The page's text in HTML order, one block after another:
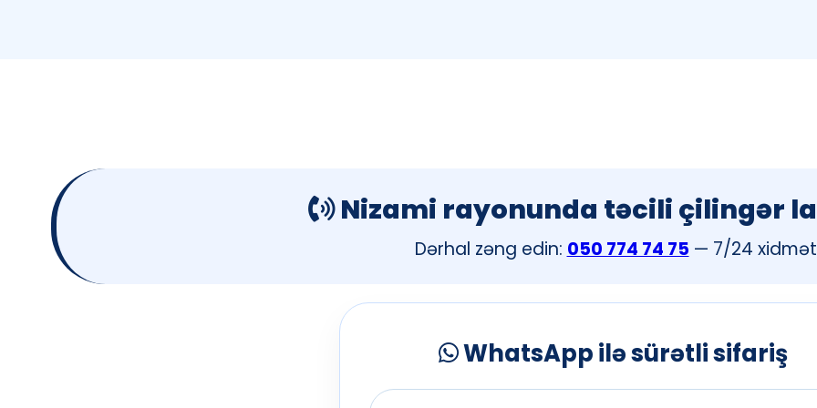
Nizami rayonunda təcili çilingər
Dərhal zəng edin: 050 774 74 75 — 7/24 xidmət
WhatsApp ilə sürətli sifariş